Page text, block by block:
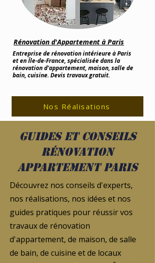
Rénovation d'Appartement à Paris
Entreprise de rénovation intérieure à Paris
et en Île-de-France, spécialisée dans la
rénovation d'appartement, maison, salle de
bain, cuisine. Devis travaux gratuit.
Nos Réalisations
Guides et conseils
rénovation
appartement Paris
Découvrez nos conseils d'experts,
nos réalisations, nos idées et nos
guides pratiques pour réussir vos
travaux de rénovation
d'appartement, de maison, de salle
de bain, de cuisine et de locaux